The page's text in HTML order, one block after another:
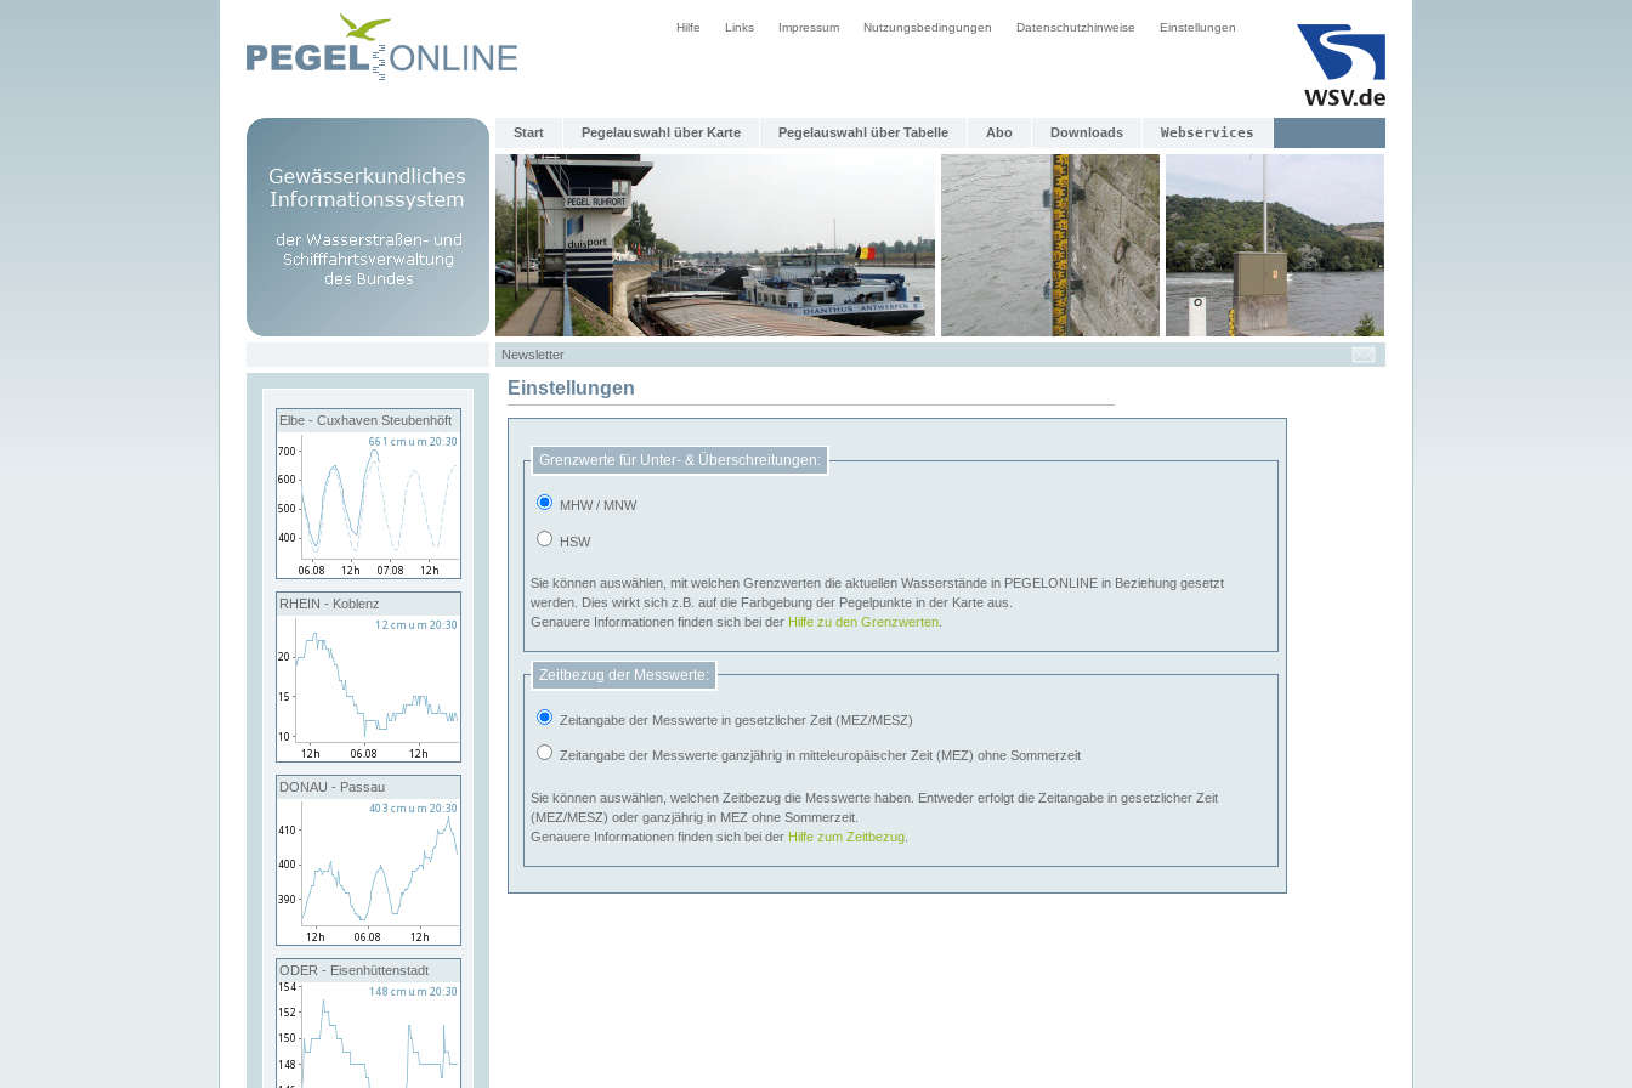
Hilfe Links Impressum Nutzungsbedingungen Datenschutzhinweise Einstellungen
Start Pegelauswahl über Karte Pegelauswahl über Tabelle Abo Downloads Webservices
Newsletter
Elbe - Cuxhaven Steubenhöft
RHEIN - Koblenz
DONAU - Passau
ODER - Eisenhüttenstadt
Einstellungen
Grenzwerte für Unter- & Überschreitungen:
MHW / MNW
HSW
Sie können auswählen, mit welchen Grenzwerten die aktuellen Wasserstände in PEGELONLINE in Beziehung gesetzt
werden. Dies wirkt sich z.B. auf die Farbgebung der Pegelpunkte in der Karte aus.
Genauere Informationen finden sich bei der Hilfe zu den Grenzwerten
Zeitbezug der Messwerte:
Zeitangabe der Messwerte in gesetzlicher Zeit (MEZ/MESZ)
Zeitangabe der Messwerte ganzjährig in mitteleuropäischer Zeit (MEZ) ohne Sommerzeit
Sie können auswählen, welchen Zeitbezug die Messwerte haben. Entweder erfolgt die Zeitangabe in gesetzlicher Zeit
(MEZ/MESZ) oder ganzjährig in MEZ ohne Sommerzeit.
Genauere Informationen finden sich bei der Hilfe zum Zeitbezug